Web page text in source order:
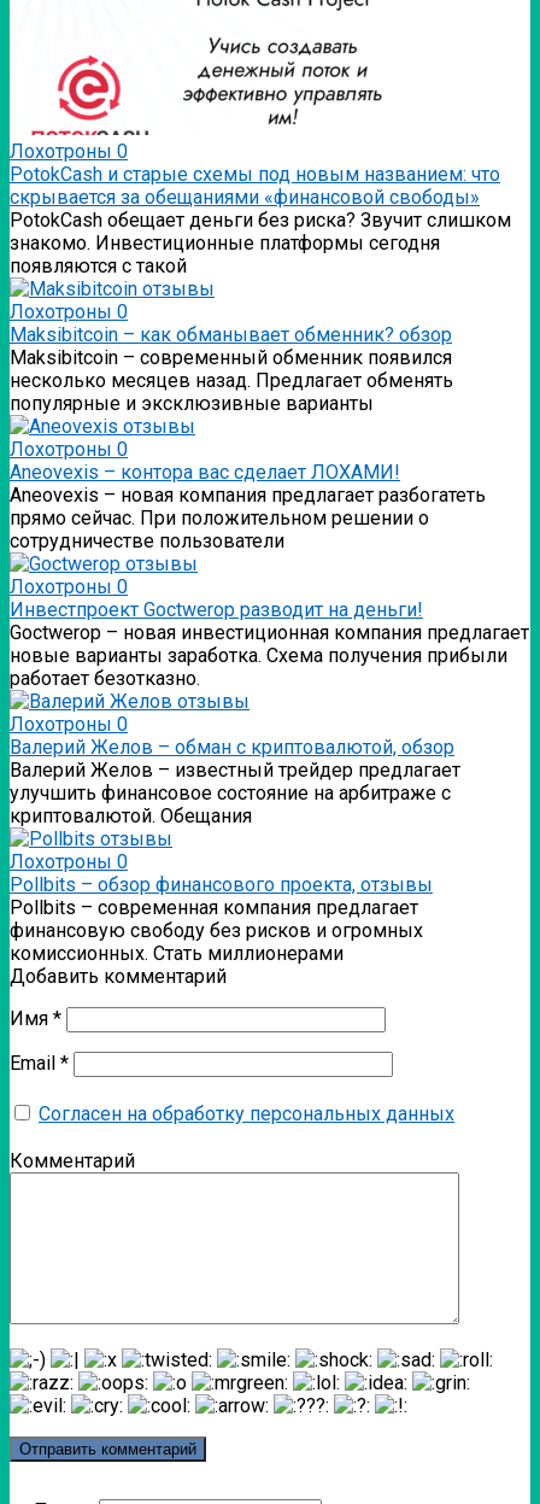
Лохотроны 0
PotokCash и старые схемы под новым названием: что
скрывается за обещаниями «финансовой свободы»
PotokCash обещает деньги без риска? Звучит слишком
знакомо. Инвестиционные платформы сегодня
появляются с такой
Лохотроны 0
Мaksibitcoin – как обманывает обменник? обзор
Мaksibitcoin – современный обменник появился
несколько месяцев назад. Предлагает обменять
популярные и эксклюзивные варианты
Лохотроны 0
Аneovexis – контора вас сделает ЛОХАМИ!
Аneovexis – новая компания предлагает разбогатеть
прямо сейчас. При положительном решении о
сотрудничестве пользователи
Лохотроны 0
Инвестпроект Goctwerop разводит на деньги!
Goctwerop – новая инвестиционная компания предлагает
новые варианты заработка. Схема получения прибыли
работает безотказно.
Лохотроны 0
Валерий Желов – обман с криптовалютой, обзор
Валерий Желов – известный трейдер предлагает
улучшить финансовое состояние на арбитраже с
криптовалютой. Обещания
Лохотроны 0
Pollbits – обзор финансового проекта, отзывы
Pollbits – современная компания предлагает
финансовую свободу без рисков и огромных
комиссионных. Стать миллионерами
Добавить комментарий
Имя *
Email *
Согласен на обработку персональных данных
Комментарий